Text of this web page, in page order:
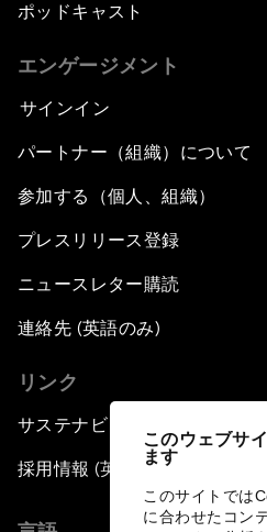
このウェブサ
ます
このサイトでは
に合わせたコン
ポッドキャスト
エンゲージメント
サインイン
パートナー（組織）について
参加する（個人、組織）
プレスリリース登録
ニュースレター購読
連絡先 (英語のみ)
リンク
サステナビリティへの取り組み
採用情報 (英語のみ)